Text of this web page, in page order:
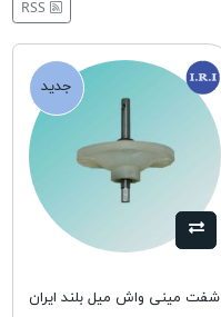
جدید
شفت مينی واش ميل بلند ايران